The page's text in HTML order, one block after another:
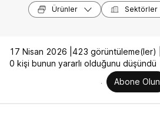
Ürünler Sektörler
17 Nisan 2026 | 423 görüntüleme(ler) |
0 kişi bunun yararlı olduğunu düşündü
Abone Olun